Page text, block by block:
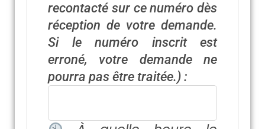
recontacté sur ce numéro dès
réception de votre demande.
Si le numéro inscrit est
erroné, votre demande ne
pourra pas être traitée.) :